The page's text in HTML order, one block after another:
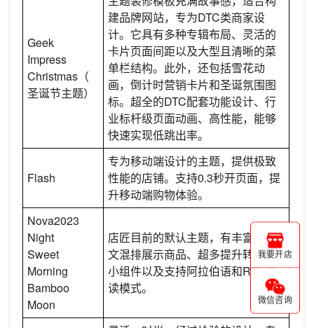
Geek
Impress
Christmas（
圣诞节主题）
建品牌网站，专为DTC类商家设
计。它具有多种专辑布局、灵活的
卡片页面间距以及大型且清晰的菜
单栏结构。此外，还包括雪花动
画，倒计时营销卡片和圣诞氛围图
标。超全的DTC配套功能设计、行
业标杆级页面动画、高性能，能够
快速实现低跳出率。
Flash
专为移动端设计的主题，提供极致
性能的店铺。支持0.3秒开页面，提
升移动端购物体验。
Nova2023
Night
Sweet
Morning
Bamboo
Moon
店匠目前的默认主题，有丰富的图
文混排展示商品、超多提升转化率
小组件以及支持阿拉伯语和RTL阅
读模式。
我要开店
微信咨询